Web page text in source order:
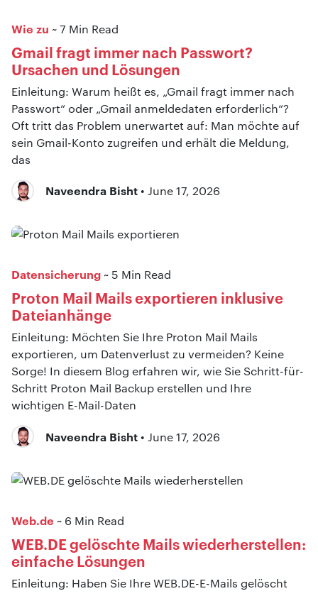
Wie zu ~ 7 Min Read
Gmail fragt immer nach Passwort?
Ursachen und Lösungen
Einleitung: Warum heißt es, „Gmail fragt immer nach
Passwort“ oder „Gmail anmeldedaten erforderlich“?
Oft tritt das Problem unerwartet auf: Man möchte auf
sein Gmail-Konto zugreifen und erhält die Meldung,
das
Naveendra Bisht • June 17, 2026
Datensicherung ~ 5 Min Read
Proton Mail Mails exportieren inklusive
Dateianhänge
Einleitung: Möchten Sie Ihre Proton Mail Mails
exportieren, um Datenverlust zu vermeiden? Keine
Sorge! In diesem Blog erfahren wir, wie Sie Schritt-für-
Schritt Proton Mail Backup erstellen und Ihre
wichtigen E-Mail-Daten
Naveendra Bisht • June 17, 2026
Web.de ~ 6 Min Read
WEB.DE gelöschte Mails wiederherstellen:
einfache Lösungen
Einleitung: Haben Sie Ihre WEB.DE-E-Mails gelöscht